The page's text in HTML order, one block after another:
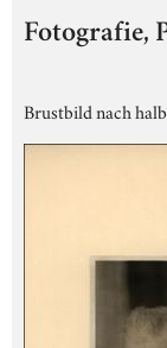
Fotografie,
Brustbild nach